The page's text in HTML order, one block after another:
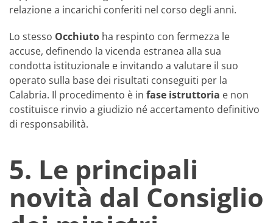
relazione a incarichi conferiti nel corso degli anni.
Lo stesso Occhiuto ha respinto con fermezza le
accuse, definendo la vicenda estranea alla sua
condotta istituzionale e invitando a valutare il suo
operato sulla base dei risultati conseguiti per la
Calabria. Il procedimento è in fase istruttoria e non
costituisce rinvio a giudizio né accertamento definitivo
di responsabilità.
5. Le principali
novità dal Consiglio